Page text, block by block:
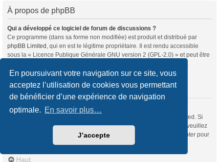
En poursuivant votre navigation sur ce site, vous
acceptez l’utilisation de cookies vous permettant
de bénéficier d’une expérience de navigation
optimale. En savoir plus…
J’accepte
À propos de phpBB
Qui a développé ce logiciel de forum de discussions ?
Ce programme (dans sa forme non modifiée) est produit et distribué par
phpBB Limited , qui en est le légitime propriétaire. Il est rendu accessible
sous la « Licence Publique Générale GNU version 2 (GPL-2.0) » et peut être
rubrique «À propos de phpBB» (en anglais).
Haut
Pourquoi la fonctionnalité X n’est pas disponible ?
Ce programme a été développé et mis sous licence par phpBB Limited. Si
vous souhaitez proposer l’intégration d’une nouvelle fonctionnalité, veuillez
notre centre d’idées(en anglais) où vous pourrez voter pour
les idées soumises par d’autres utilisateurs et suggérer les vôtres.
Haut